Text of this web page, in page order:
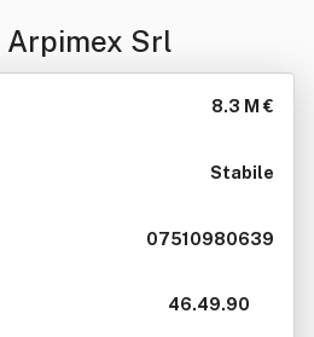
Arpimex Srl
8.3 M €
Stabile
07510980639
46.49.90